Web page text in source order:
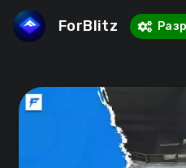
ForBlitz